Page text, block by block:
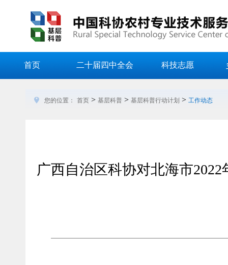
首页 二十届四中全会 科技志愿
您的位置： 首页 > 基层科普 > 基层科普行动计划 > 工作动态
广西自治区科协对北海市